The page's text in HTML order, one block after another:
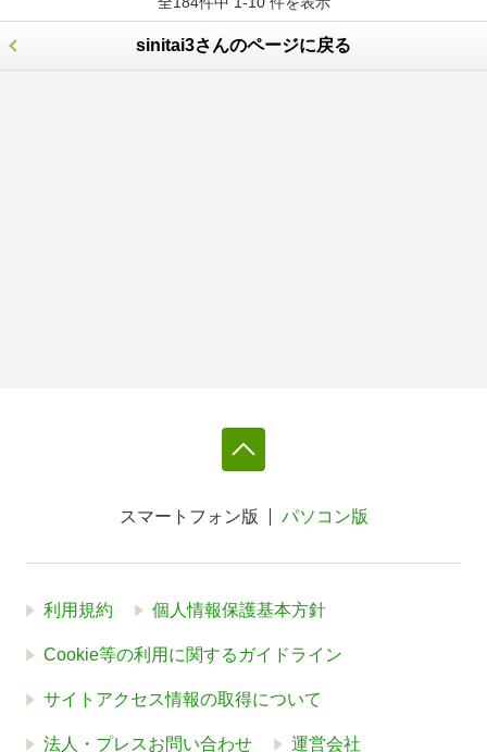
sinitai3さんのページに戻る
スマートフォン版 パソコン版
利用規約 個人情報保護基本方針
Cookie等の利用に関するガイドライン
サイトアクセス情報の取得について
法人・プレスお問い合わせ 運営会社